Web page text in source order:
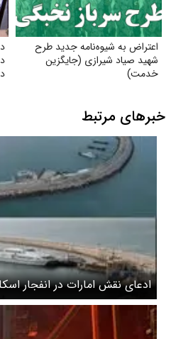
اعتراض به شیوه‌نامه جدید طرح
شهید صیاد شیرازی (جایگزین
خدمت)
خبرهای مرتبط
ادعای نقش امارات در انفجار
نزدیم